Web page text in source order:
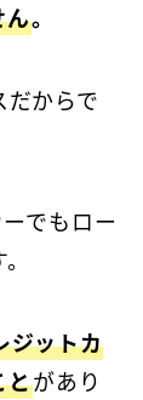
ん。
からで
でもロー
ジットカ
とがあり